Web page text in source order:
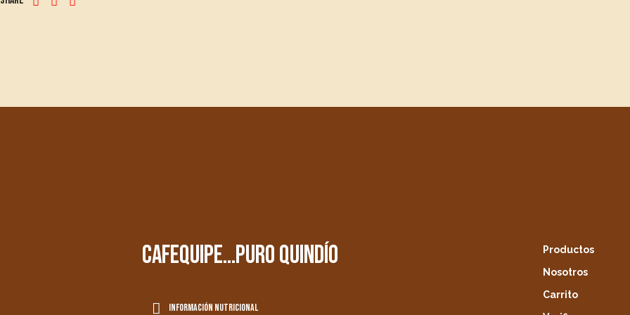
cafequipe...puro quindío
información nutricional
Productos
Nosotros
Carrito